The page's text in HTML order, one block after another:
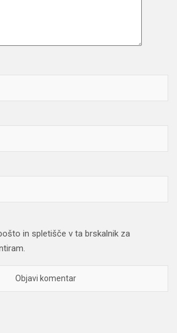
in spletišče v ta brskalnik za